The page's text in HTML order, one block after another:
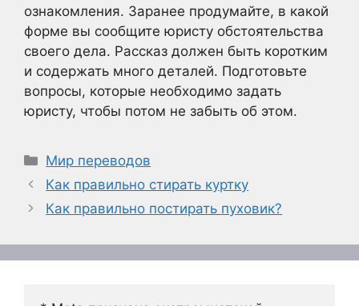
ознакомления. Заранее продумайте, в какой
форме вы сообщите юристу обстоятельства
своего дела. Рассказ должен быть коротким
и содержать много деталей. Подготовьте
вопросы, которые необходимо задать
юристу, чтобы потом не забыть об этом.
Рубрики
Мир переводов
Как правильно стирать куртку
Как правильно постирать пуховик?